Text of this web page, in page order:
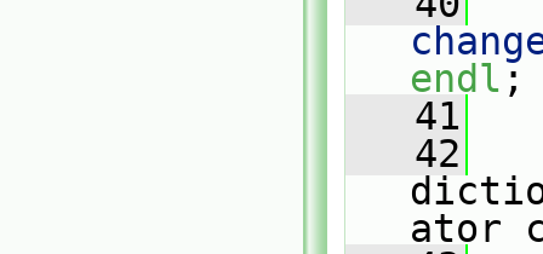
endl ;
   41
   42
ator